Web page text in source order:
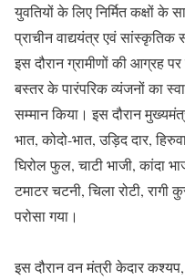
युवतियों के लिए निर्मित कक्षों के
प्राचीन वाद्ययंत्र एवं सांस्कृतिक
इस दौरान ग्रामीणों की आग्रह
बस्तर के पारंपरिक व्यंजनों का
सम्मान किया। इस दौरान
भात, कोदो-भात, उड़िद दार,
घिरोल फुल, चाटी भाजी, कांदा
टमाटर चटनी, चिला रोटी, रागी
परोसा गया।
इस दौरान वन मंत्री केदार